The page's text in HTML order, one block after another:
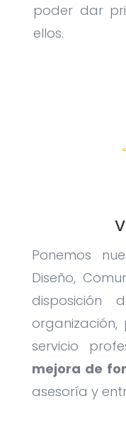
poder dar
ellos.
Ponemos
Diseño,
servicio
mejora de
asesoría y